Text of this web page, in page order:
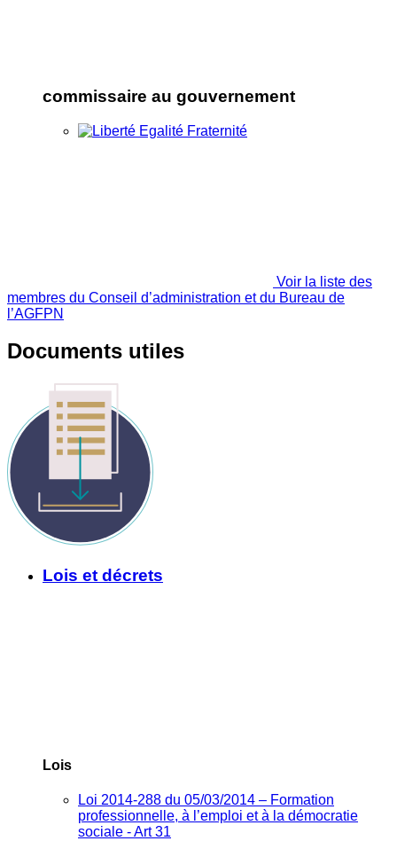
commissaire au gouvernement
Voir la liste des
membres du Conseil d’administration et du Bureau de
l’AGFPN
Documents utiles
Lois et décrets
Lois
Loi 2014-288 du 05/03/2014 – Formation
professionnelle, à l’emploi et à la démocratie
sociale - Art 31